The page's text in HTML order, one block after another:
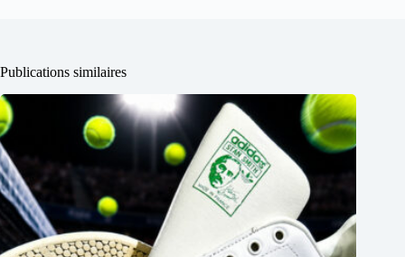
Publications similaires